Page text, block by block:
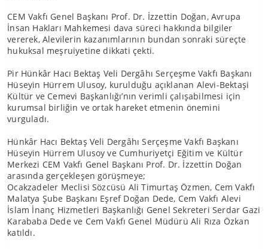
CEM Vakfı Genel Başkanı Prof. Dr. İzzettin Doğan, Avrupa
İnsan Hakları Mahkemesi dava süreci hakkında bilgiler
vererek, Alevilerin kazanımlarının bundan sonraki süreçte
hukuksal meşruiyetine dikkati çekti.
Pir Hünkâr Hacı Bektaş Veli Dergâhı Serçeşme Vakfı Başkanı
Hüseyin Hürrem Ulusoy, kurulduğu açıklanan Alevi-Bektaşi
Kültür ve Cemevi Başkanlığı’nın verimli çalışabilmesi için
kurumsal birliğin ve ortak hareket etmenin önemini
vurguladı.
Hünkâr Hacı Bektaş Veli Dergâhı Serçeşme Vakfı Başkanı
Hüseyin Hürrem Ulusoy ve Cumhuriyetçi Eğitim ve Kültür
Merkezi CEM Vakfı Genel Başkanı Prof. Dr. İzzettin Doğan
arasında gerçekleşen görüşmeye;
Ocakzadeler Meclisi Sözcüsü Ali Timurtaş Özmen, Cem Vakfı
Malatya Şube Başkanı Eşref Doğan Dede, Cem Vakfı Alevi
İslam İnanç Hizmetleri Başkanlığı Genel Sekreteri Serdar Gazi
Karababa Dede ve Cem Vakfı Genel Müdürü Ali Rıza Özkan
katıldı.